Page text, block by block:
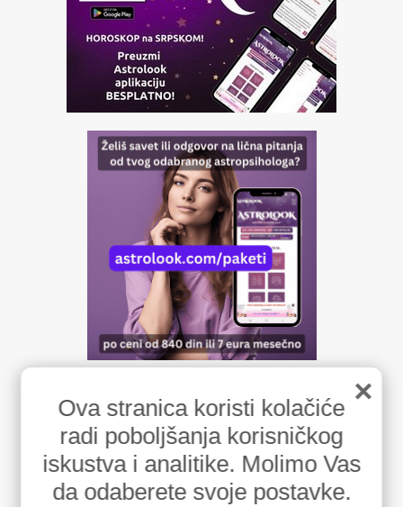
×
Ova stranica koristi kolačiće
radi poboljšanja korisničkog
iskustva i analitike. Molimo Vas
da odaberete svoje postavke.